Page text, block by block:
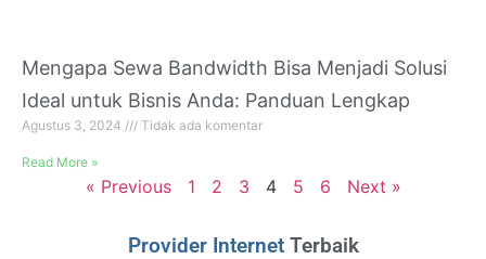
Mengapa Sewa Bandwidth Bisa Menjadi Solusi
Ideal untuk Bisnis Anda: Panduan Lengkap
Agustus 3, 2024 Tidak ada komentar
Read More »
« Previous 1 2 3 4 5 6 Next »
Provider Internet Terbaik